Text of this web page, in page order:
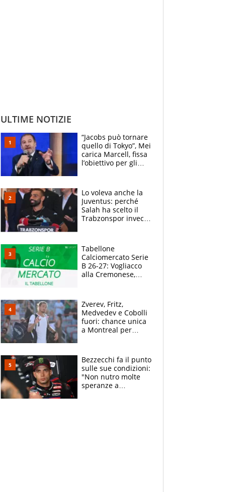
ULTIME NOTIZIE
“Jacobs può tornare
quello di Tokyo”, Mei
carica Marcell, fissa
l’obiettivo per gli
Lo voleva anche la
Juventus: perché
Salah ha scelto il
Trabzonspor invece
Tabellone
Calciomercato Serie
B 26-27: Vogliacco
alla Cremonese,
Zverev, Fritz,
Medvedev e Cobolli
fuori: chance unica
a Montreal per
attacca le palline
Bezzecchi fa il punto
sulle sue condizioni:
"Non nutro molte
speranze a